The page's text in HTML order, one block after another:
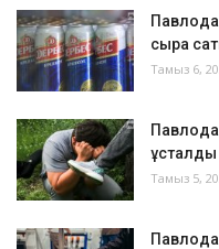
сыра
Тамыз 6,
ұсталды
Тамыз 5,